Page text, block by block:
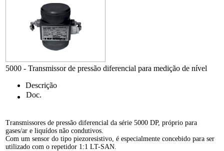
5000 - Transmissor de pressão diferencial para medição de nível
Descrição
Doc.
Transmissores de pressão diferencial da série 5000 DP, próprio para
gases/ar e liquídos não condutivos.
Com um sensor do tipo piezoresistivo, é especialmente concebido para ser
utilizado com o repetidor 1:1 LT-SAN.